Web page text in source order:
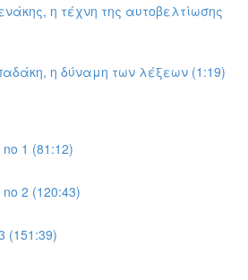
η τέχνη της αυτοβελτίωσης
η δύναμη των λέξεων (1:19)
1 (81:12)
2 (120:43)
(151:39)